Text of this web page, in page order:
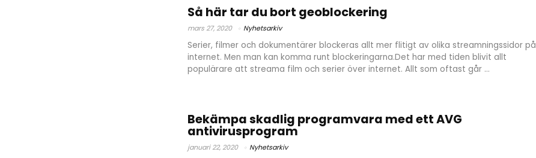
Så här tar du bort geoblockering
mars 27, 2020 Nyhetsarkiv
Serier, filmer och dokumentärer blockeras allt mer flitigt av olika streamningssidor på
internet. Men man kan komma runt blockeringarna.Det har med tiden blivit allt
populärare att streama film och serier över internet. Allt som oftast går ...
Bekämpa skadlig programvara med ett AVG
antivirusprogram
januari 22, 2020 Nyhetsarkiv